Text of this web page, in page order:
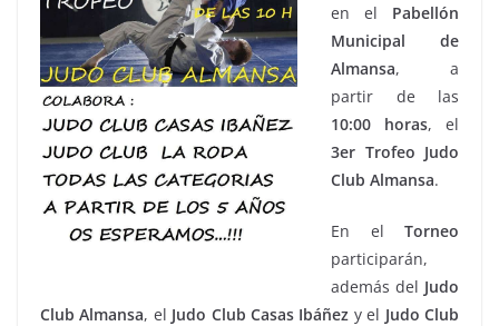
en el Pabellón
Municipal de
Almansa, a
partir de las
10:00 horas, el
3er Trofeo Judo
Club Almansa.
En el Torneo
participarán,
además del Judo
Club Almansa, el Judo Club Casas Ibáñez y el Judo Club